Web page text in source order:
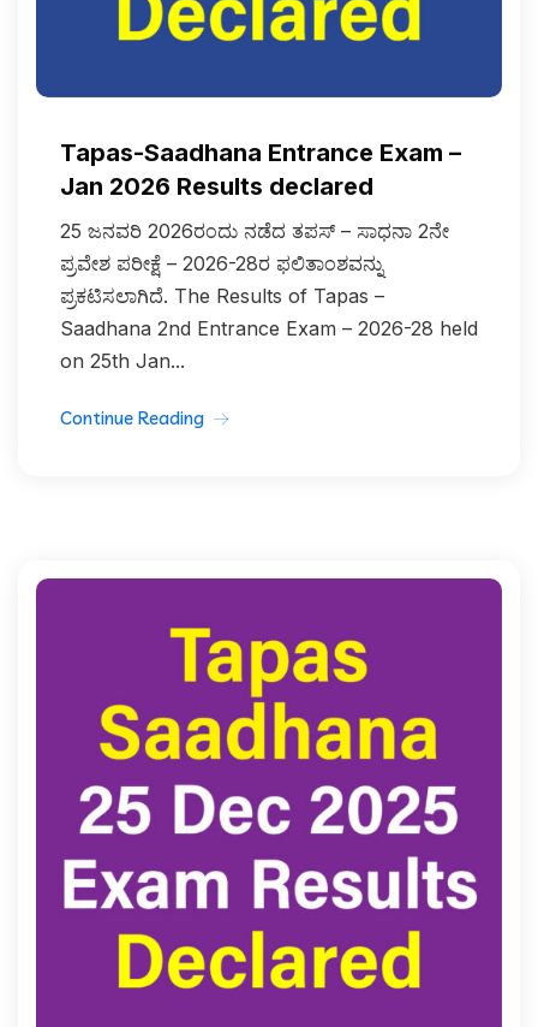
Tapas-Saadhana Entrance Exam –
Jan 2026 Results declared
25 ಜನವರಿ 2026ರಂದು ನಡೆದ ತಪಸ್‌ – ಸಾಧನಾ 2ನೇ
ಪ್ರವೇಶ ಪರೀಕ್ಷೆ – 2026-28ರ ಫಲಿತಾಂಶವನ್ನು
ಪ್ರಕಟಿಸಲಾಗಿದೆ. The Results of Tapas –
Saadhana 2nd Entrance Exam – 2026-28 held
on 25th Jan...
Continue Reading